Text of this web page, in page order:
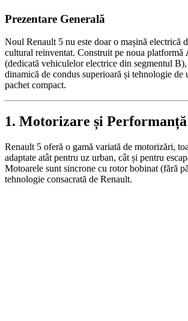
Prezentare Generală
Noul Renault 5 nu este doar o mașină electrică
cultural reinventat. Construit pe noua platformă
(dedicată vehiculelor electrice din segmentul
dinamică de condus superioară și tehnologie de
pachet compact.
1. Motorizare și Performanță
Renault 5 oferă o gamă variată de motorizări,
adaptate atât pentru uz urban, cât și pentru
Motoarele sunt sincrone cu rotor bobinat (fără
tehnologie consacrată de Renault.